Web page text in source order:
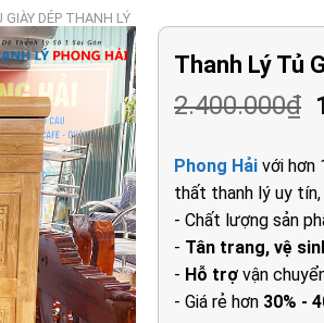
GIÀY DÉP THANH LÝ
Thanh Lý Tủ
2.400.000₫
Phong Hải với hơn
thất thanh lý uy
- Chất lượng sản
- Tân trang, vệ
- Hỗ trợ vận
- Giá rẻ hơn 30% -